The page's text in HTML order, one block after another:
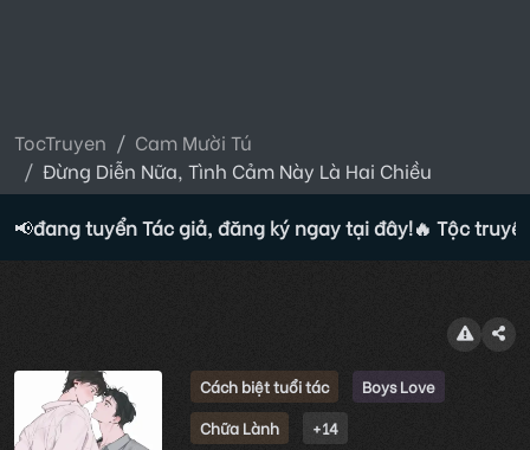
TocTruyen
Cam Mười Tú
Đừng Diễn Nữa, Tình Cảm Này Là Hai Chiều
📢đang tuyển Tác giả, đăng ký ngay tại đây!🔥 Tộc truyện
Cách biệt tuổi tác
Boys Love
Chữa Lành
+14